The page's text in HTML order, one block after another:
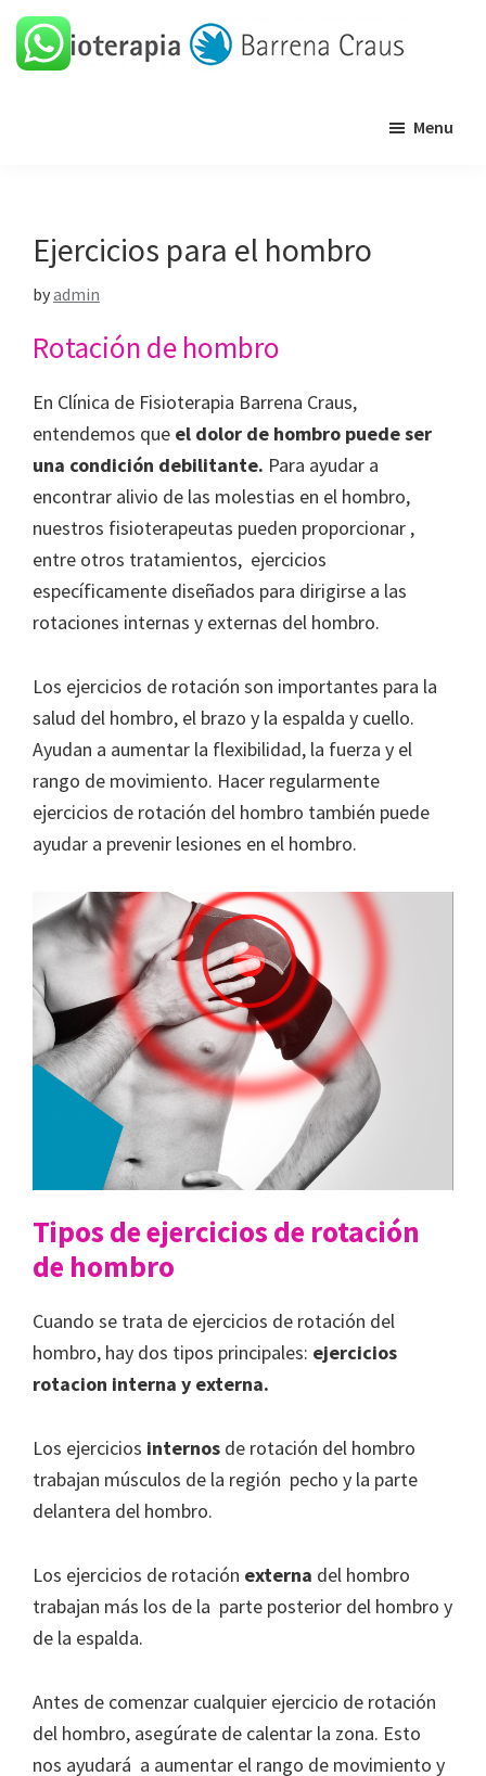
Skip
to
primary
Skip
to
main
Skip
to
primary
Skip
to
footer
Menu
Ejercicios para el hombro
byadmin
Rotación de hombro
En Clínica de Fisioterapia Barrena Craus,
entendemos que el dolor de hombro puede ser
una condición debilitante. Para ayudar a
encontrar alivio de las molestias en el hombro,
nuestros fisioterapeutas pueden proporcionar ,
entre otros tratamientos, ejercicios
específicamente diseñados para dirigirse a las
rotaciones internas y externas del hombro.
Los ejercicios de rotación son importantes para la
salud del hombro, el brazo y la espalda y cuello.
Ayudan a aumentar la flexibilidad, la fuerza y el
rango de movimiento. Hacer regularmente
ejercicios de rotación del hombro también puede
ayudar a prevenir lesiones en el hombro.
Tipos de ejercicios de rotación
de hombro
Cuando se trata de ejercicios de rotación del
hombro, hay dos tipos principales: ejercicios
rotacion interna y externa.
Los ejercicios internos de rotación del hombro
trabajan músculos de la región pecho y la parte
delantera del hombro.
Los ejercicios de rotación externa del hombro
trabajan más los de la parte posterior del hombro y
de la espalda.
Antes de comenzar cualquier ejercicio de rotación
del hombro, asegúrate de calentar la zona. Esto
nos ayudará a aumentar el rango de movimiento y